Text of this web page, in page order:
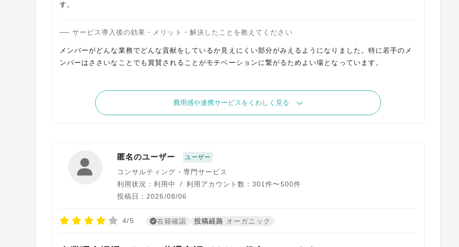
す。
サービス導入後の効果・メリット・解決したことを教えてください
メンバーがどんな業務でどんな貢献をしているか見えにくい部分がみえるようになりました。特に若手のメ
ンバーはささいなことでも賞賛されることがモチベーションに繋がるためよい場となっています。
費用感や連携サービスをくわしく見る
匿名のユーザー ユーザー
コンサルティング・専門サービス
利用状況：利用中
/ 利用アカウント数：301件〜500件
投稿日：2026/08/06
4/5 在籍確認 投稿経路 オーガニック